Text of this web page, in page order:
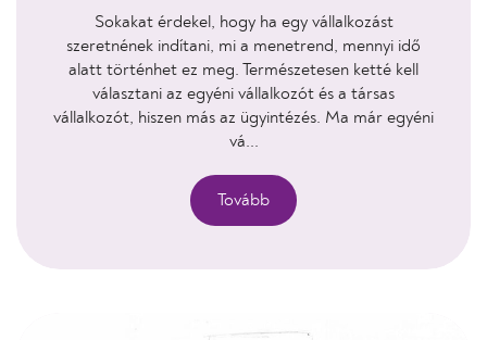
Sokakat érdekel, hogy ha egy vállalkozást
szeretnének indítani, mi a menetrend, mennyi idő
alatt történhet ez meg. Természetesen ketté kell
választani az egyéni vállalkozót és a társas
vállalkozót, hiszen más az ügyintézés. Ma már egyéni
vá...
Tovább